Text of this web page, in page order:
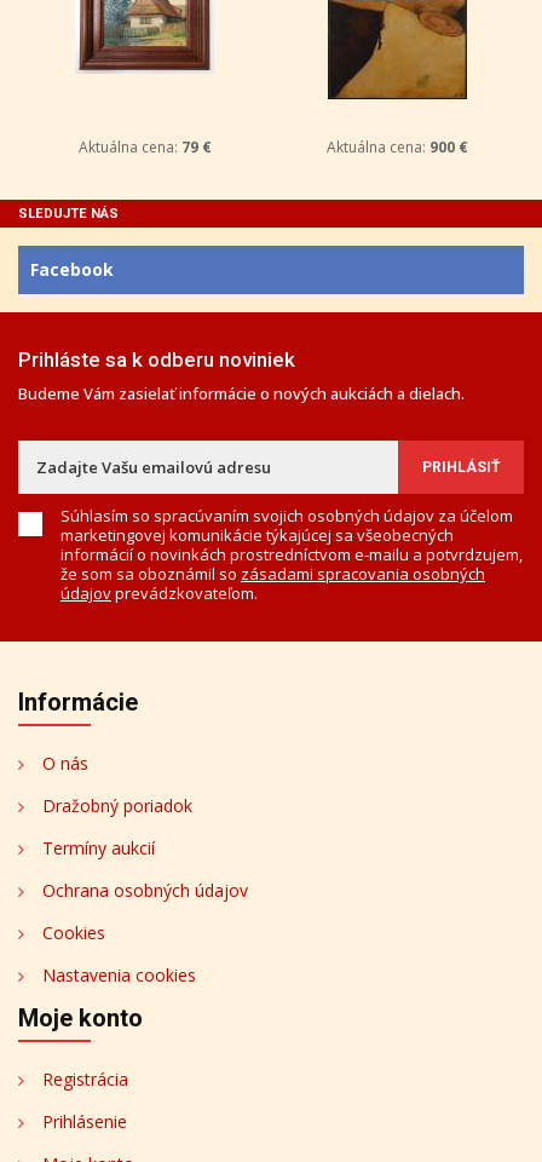
Aktuálna cena: 79 € Aktuálna cena: 900 €
SLEDUJTE NÁS
Facebook
Prihláste sa k odberu noviniek
Budeme Vám zasielať informácie o nových aukciách a dielach.
Súhlasím so spracúvaním svojich osobných údajov za účelom
marketingovej komunikácie týkajúcej sa všeobecných
informácií o novinkách prostredníctvom e-mailu a potvrdzujem,
že som sa oboznámil so zásadami spracovania osobných
údajovprevádzkovateľom.
Informácie
O nás
Dražobný poriadok
Termíny aukcií
Ochrana osobných údajov
Cookies
Nastavenia cookies
Moje konto
Registrácia
Prihlásenie